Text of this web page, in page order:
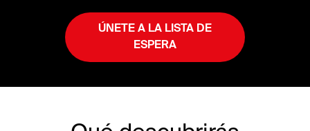
ÚNETE A LA LISTA DE
ESPERA